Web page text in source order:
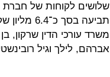
שלושים לקוחות של
תביעה
משרד עורכי הדין שרקון,
אברהם, לילך וגיל